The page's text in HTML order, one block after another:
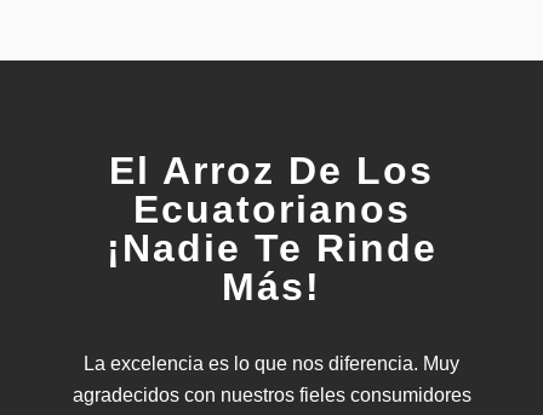
El Arroz De Los
Ecuatorianos
¡Nadie Te Rinde
Más!
La excelencia es lo que nos diferencia. Muy
agradecidos con nuestros fieles consumidores